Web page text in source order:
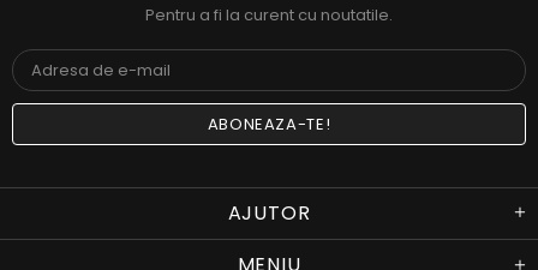
Pentru a fi la curent cu noutatile.
AJUTOR